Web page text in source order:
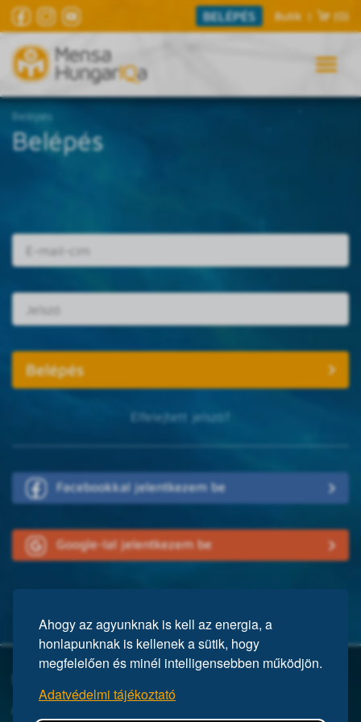
Ahogy az agyunknak is kell az energia, a
honlapunknak is kellenek a sütik, hogy
megfelelően és minél intelligensebben működjön.
Adatvédelmi tájékoztató
BELÉPÉS Butik | (0)
Belépés
Belépés
Elfelejtett jelszó?
Facebookkal jelentkezem be
Google-lal jelentkezem be
A Mensa egy nemzetközi egyesület, közel 150 ezer taggal a világ